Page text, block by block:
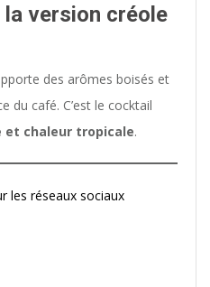
version créole
des arômes boisés et
du café. C’est le cocktail
et chaleur tropicale.
les réseaux sociaux